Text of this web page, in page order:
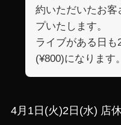
約いただいたお客
プいたします。
ライブがある日
(¥800)になります。
4月1日(火)2日(水) 店